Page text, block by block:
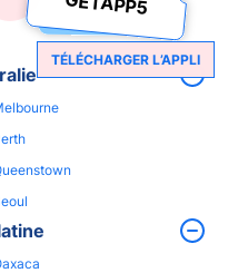
TÉLÉCHARGER L’APPLI